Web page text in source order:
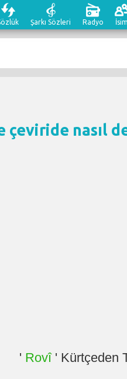
Şarkı Sözleri Radyo İsim
çeviride nasıl
' Rovî' Kürtçeden